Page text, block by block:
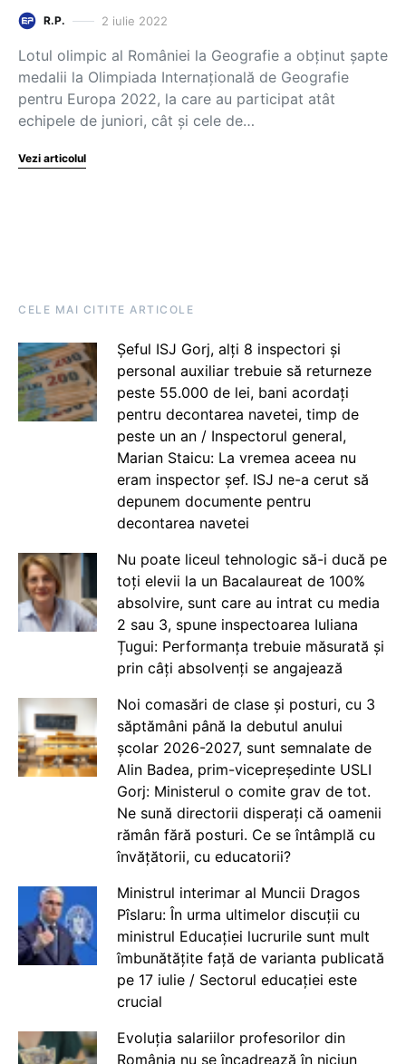
R.P. 2 iulie 2022
Lotul olimpic al României la Geografie a obținut șapte
medalii la Olimpiada Internațională de Geografie
pentru Europa 2022, la care au participat atât
echipele de juniori, cât și cele de…
Vezi articolul
CELE MAI CITITE ARTICOLE
Șeful ISJ Gorj, alți 8 inspectori și
personal auxiliar trebuie să returneze
peste 55.000 de lei, bani acordați
pentru decontarea navetei, timp de
peste un an / Inspectorul general,
Marian Staicu: La vremea aceea nu
eram inspector șef. ISJ ne-a cerut să
depunem documente pentru
decontarea navetei
Nu poate liceul tehnologic să-i ducă pe
toți elevii la un Bacalaureat de 100%
absolvire, sunt care au intrat cu media
2 sau 3, spune inspectoarea Iuliana
Țugui: Performanța trebuie măsurată și
prin câți absolvenți se angajează
Noi comasări de clase și posturi, cu 3
săptămâni până la debutul anului
școlar 2026-2027, sunt semnalate de
Alin Badea, prim-vicepreședinte USLI
Gorj: Ministerul o comite grav de tot.
Ne sună directorii disperați că oamenii
rămân fără posturi. Ce se întâmplă cu
învățătorii, cu educatorii?
Ministrul interimar al Muncii Dragos
Pîslaru: În urma ultimelor discuții cu
ministrul Educației lucrurile sunt mult
îmbunătățite față de varianta publicată
pe 17 iulie / Sectorul educației este
crucial
Evoluția salariilor profesorilor din
România nu se încadrează în niciun